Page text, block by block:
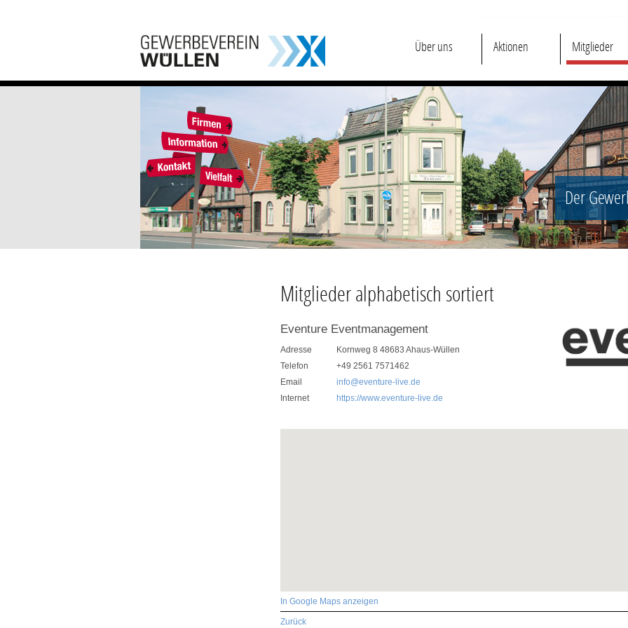
Über uns Aktionen Mitglieder
Der
Mitglieder alphabetisch sortiert
Eventure Eventmanagement
Adresse
Kornweg 8 48683 Ahaus-Wüllen
Telefon
+49 2561 7571462
Email
info@eventure-live.de
Internet
https://www.eventure-live.de
In Google Maps anzeigen
Zurück